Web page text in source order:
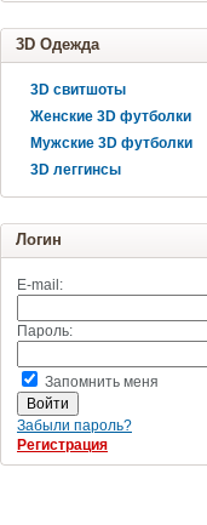
3D Одежда
3D свитшоты
Женские 3D футболки
Мужские 3D футболки
3D леггинсы
Логин
E-mail:
Пароль:
Запомнить меня
Забыли пароль?
Регистрация